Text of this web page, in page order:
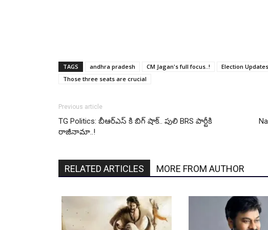
TAGS andhra pradesh CM Jagan's full focus..! Election Updates
Those three seats are crucial
Previous article
TG Politics: బీఆర్ఎస్ కి బిగ్ షాక్.. పులి BRS పార్టీకి
రాజీనామా..!
RELATED ARTICLES MORE FROM AUTHOR